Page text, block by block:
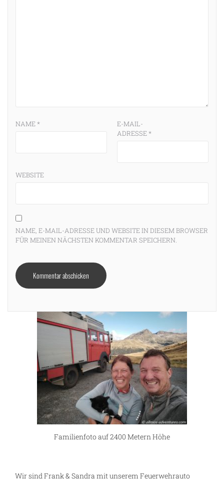
NAME*
E-MAIL-
ADRESSE*
WEBSITE
NAME, E-MAIL-ADRESSE UND WEBSITE IN DIESEM BROWSER
FÜR MEINEN NÄCHSTEN KOMMENTAR SPEICHERN.
Familienfoto auf 2400 Metern Höhe
Wir sind Frank & Sandra mit unserem Feuerwehrauto